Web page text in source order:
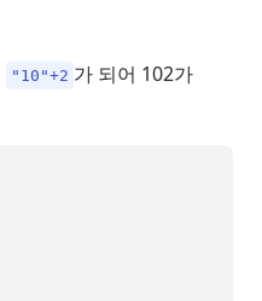
"10"+2 가 되어 102가